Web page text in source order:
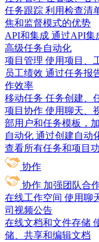
任务跟踪 利用检查清
焦和监督模式的优势
API和集成 通过API集
高级任务自动化
项目管理 使用项目、
员工绩效 通过任务报
作效率
移动任务 任务创建、
项目协作 使用聊天、
部用户和任务模板，
自动化 通过创建自动
查看所有任务和项目
协作
协作 加强团队合
在线工作空间 使用聊
司视频公告
在线文档和文件存储
储、共享和编辑文档